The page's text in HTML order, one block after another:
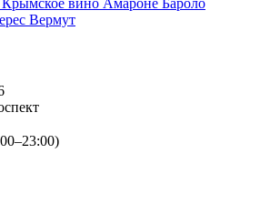
Крымское вино Амароне Бароло
Вермут